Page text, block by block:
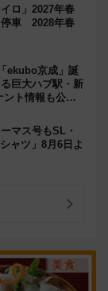
ロ」2027年春
停車 2028年春
ekubo京成」誕
巨大ハブ駅・新
ント情報も公
マス号もSL・
ャツ」8月6日よ